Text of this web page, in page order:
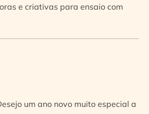
e criativas para ensaio com
um ano novo muito especial a